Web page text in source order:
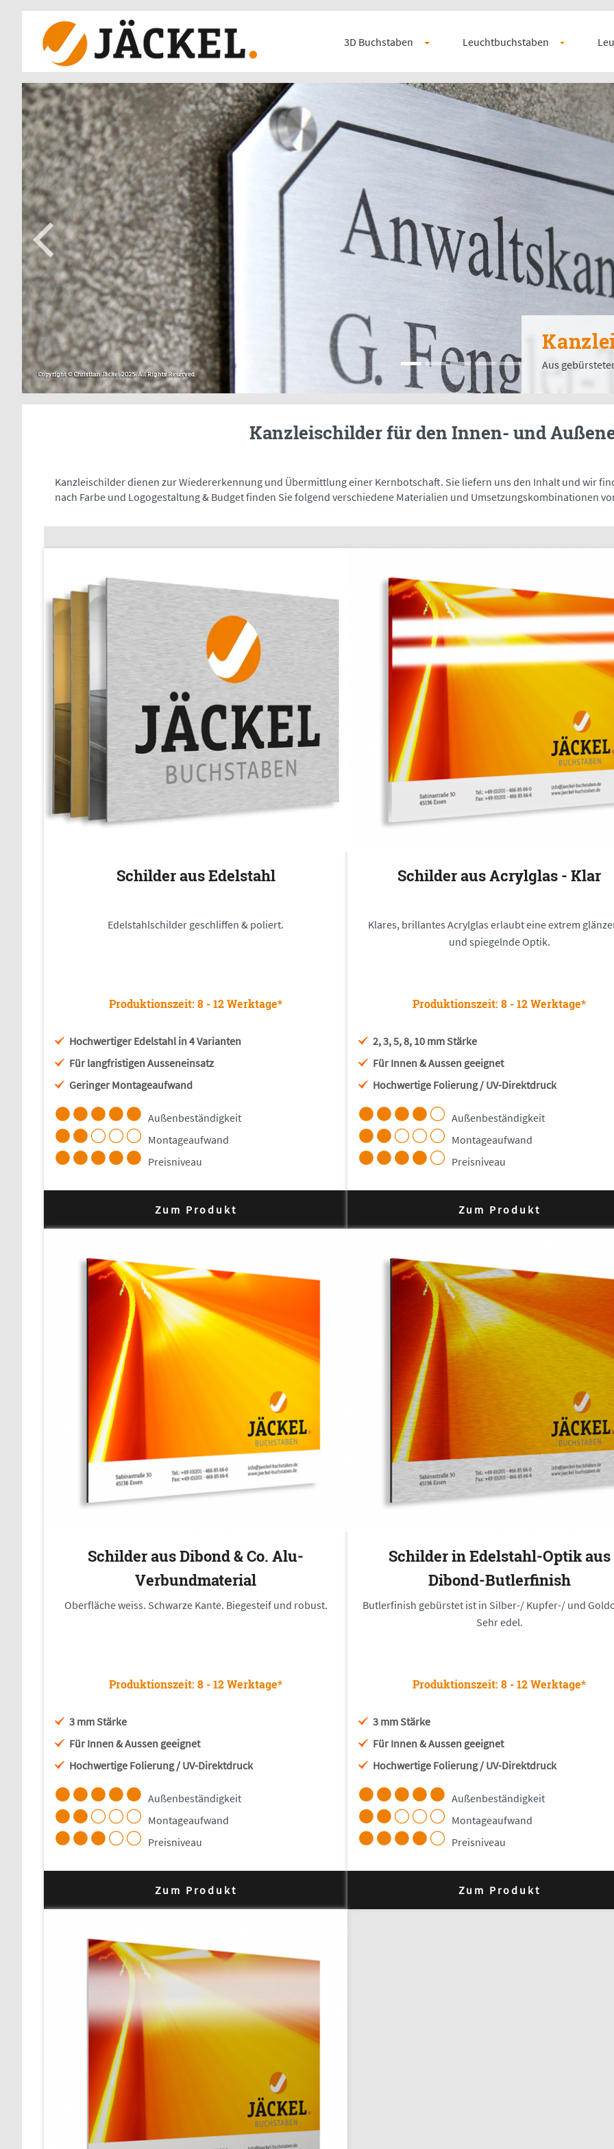
3D Buchstaben Leuchtbuchstaben
Mit
Previous
Kanzleischilder für den Innen- und
Kanzleischilder dienen zur Wiedererkennung und Übermittlung einer Kernbotschaft. Sie liefern uns den Inhalt und wir
nach Farbe und Logogestaltung & Budget finden Sie folgend verschiedene Materialien und Umsetzungskombinationen
Schilder aus Edelstahl
Edelstahlschilder geschliffen & poliert.
Produktionszeit: 8 - 12 Werktage*
Hochwertiger Edelstahl in 4 Varianten
Für langfristigen Ausseneinsatz
Geringer Montageaufwand
Außenbeständigkeit
Montageaufwand
Preisniveau
Zum Produkt
Schilder aus Acrylglas - Klar
Klares, brillantes Acrylglas erlaubt eine extrem
und spiegelnde Optik.
Produktionszeit: 8 - 12 Werktage*
2, 3, 5, 8, 10 mm Stärke
Für Innen & Aussen geeignet
Hochwertige Folierung / UV-Direktdruck
Außenbeständigkeit
Montageaufwand
Preisniveau
Zum Produkt
Schilder aus Dibond & Co. Alu-
Verbundmaterial
Oberfläche weiss. Schwarze Kante. Biegesteif und robust.
Produktionszeit: 8 - 12 Werktage*
3 mm Stärke
Für Innen & Aussen geeignet
Hochwertige Folierung / UV-Direktdruck
Außenbeständigkeit
Montageaufwand
Preisniveau
Zum Produkt
Schilder in Edelstahl-Optik aus
Dibond-Butlerfinish
Butlerfinish gebürstet ist in Silber-/ Kupfer-/ und
Sehr edel.
Produktionszeit: 8 - 12 Werktage*
3 mm Stärke
Für Innen & Aussen geeignet
Hochwertige Folierung / UV-Direktdruck
Außenbeständigkeit
Montageaufwand
Preisniveau
Zum Produkt